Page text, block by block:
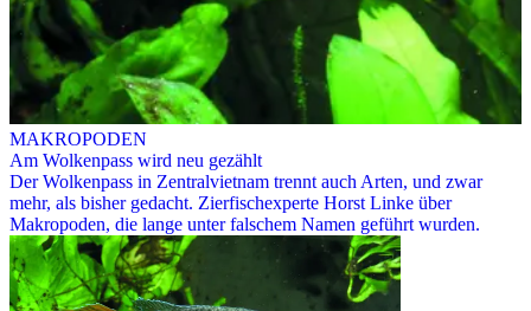
MAKROPODEN
Am Wolkenpass wird neu gezählt
Der Wolkenpass in Zentralvietnam trennt auch Arten, und zwar
mehr, als bisher gedacht. Zierfischexperte Horst Linke über
Makropoden, die lange unter falschem Namen geführt wurden.